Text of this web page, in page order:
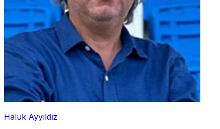
Haluk Ayyıldız